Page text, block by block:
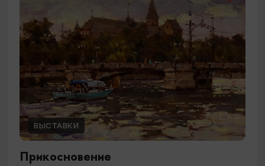
ВЫСТАВКИ
Прикосновение